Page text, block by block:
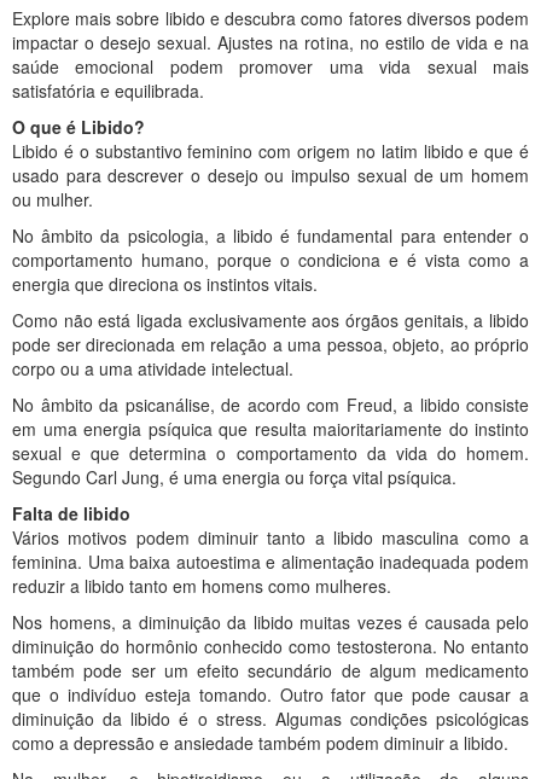
Explore mais sobre libido e descubra como fatores diversos podem
impactar o desejo sexual. Ajustes na rotina, no estilo de vida e na
saúde emocional podem promover uma vida sexual mais
satisfatória e equilibrada.
O que é Libido?
Libido é o substantivo feminino com origem no latim libido e que é
usado para descrever o desejo ou impulso sexual de um homem
ou mulher.
No âmbito da psicologia, a libido é fundamental para entender o
comportamento humano, porque o condiciona e é vista como a
energia que direciona os instintos vitais.
Como não está ligada exclusivamente aos órgãos genitais, a libido
pode ser direcionada em relação a uma pessoa, objeto, ao próprio
corpo ou a uma atividade intelectual.
No âmbito da psicanálise, de acordo com Freud, a libido consiste
em uma energia psíquica que resulta maioritariamente do instinto
sexual e que determina o comportamento da vida do homem.
Segundo Carl Jung, é uma energia ou força vital psíquica.
Falta de libido
Vários motivos podem diminuir tanto a libido masculina como a
feminina. Uma baixa autoestima e alimentação inadequada podem
reduzir a libido tanto em homens como mulheres.
Nos homens, a diminuição da libido muitas vezes é causada pelo
diminuição do hormônio conhecido como testosterona. No entanto
também pode ser um efeito secundário de algum medicamento
que o indivíduo esteja tomando. Outro fator que pode causar a
diminuição da libido é o stress. Algumas condições psicológicas
como a depressão e ansiedade também podem diminuir a libido.